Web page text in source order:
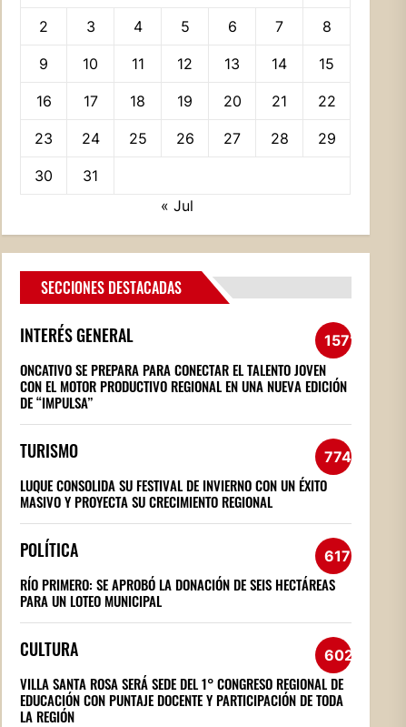
2 3 4 5 6 7 8
9 10 11 12 13 14 15
16 17 18 19 20 21 22
23 24 25 26 27 28 29
30
31
« Jul
SECCIONES DESTACADAS
INTERÉS GENERAL 1571
ONCATIVO SE PREPARA PARA CONECTAR EL TALENTO JOVEN
CON EL MOTOR PRODUCTIVO REGIONAL EN UNA NUEVA EDICIÓN
DE “IMPULSA”
TURISMO 774
LUQUE CONSOLIDA SU FESTIVAL DE INVIERNO CON UN ÉXITO
MASIVO Y PROYECTA SU CRECIMIENTO REGIONAL
POLÍTICA 617
RÍO PRIMERO: SE APROBÓ LA DONACIÓN DE SEIS HECTÁREAS
PARA UN LOTEO MUNICIPAL
CULTURA 602
VILLA SANTA ROSA SERÁ SEDE DEL 1° CONGRESO REGIONAL DE
EDUCACIÓN CON PUNTAJE DOCENTE Y PARTICIPACIÓN DE TODA
LA REGIÓN